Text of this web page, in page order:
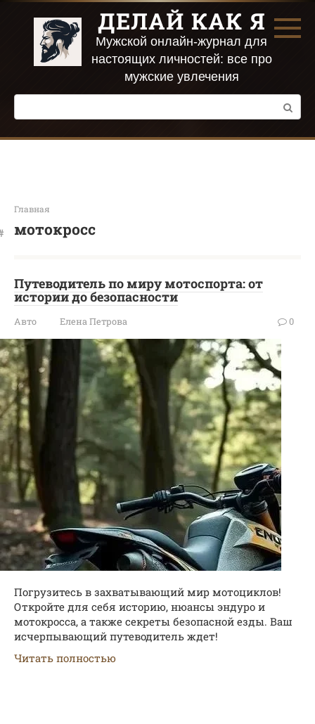
Перейти
контенту
ДЕЛАЙ КАК Я
Мужской онлайн-журнал для
настоящих личностей: все про
мужские увлечения
Поиск:
Главная
мотокросс
Путеводитель по миру мотоспорта: от
истории до безопасности
Авто Елена Петрова 0
Погрузитесь в захватывающий мир мотоциклов!
Откройте для себя историю, нюансы эндуро и
мотокросса, а также секреты безопасной езды. Ваш
исчерпывающий путеводитель ждет!
Читать полностью